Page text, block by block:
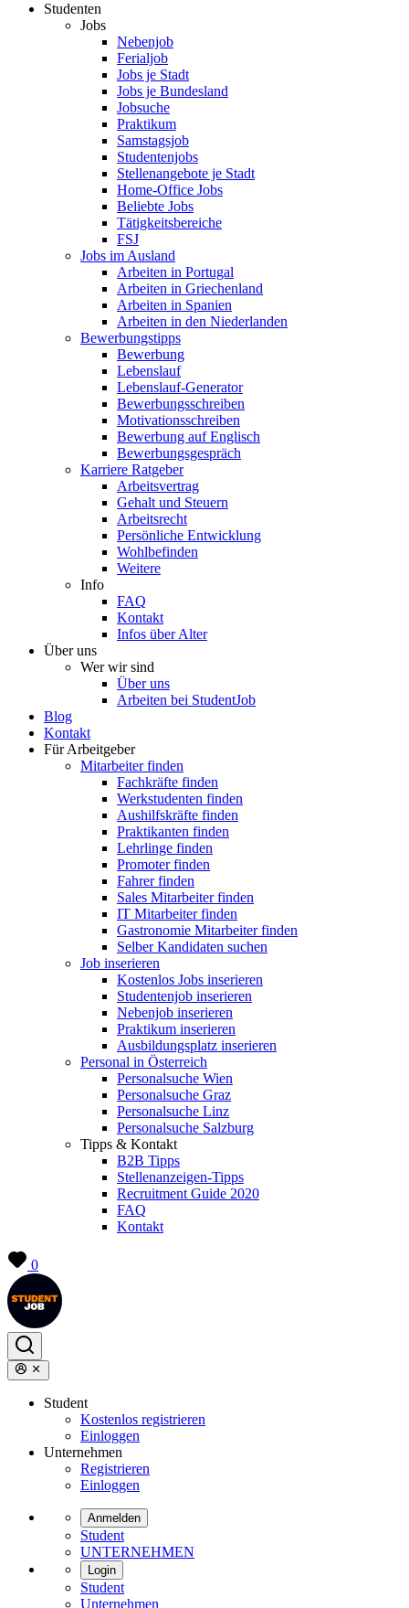
Studenten
Jobs
Nebenjob
Ferialjob
Jobs je Stadt
Jobs je Bundesland
Jobsuche
Praktikum
Samstagsjob
Studentenjobs
Stellenangebote je Stadt
Home-Office Jobs
Beliebte Jobs
Tätigkeitsbereiche
FSJ
Jobs im Ausland
Arbeiten in Portugal
Arbeiten in Griechenland
Arbeiten in Spanien
Arbeiten in den Niederlanden
Bewerbungstipps
Bewerbung
Lebenslauf
Lebenslauf-Generator
Bewerbungsschreiben
Motivationsschreiben
Bewerbung auf Englisch
Bewerbungsgespräch
Karriere Ratgeber
Arbeitsvertrag
Gehalt und Steuern
Arbeitsrecht
Persönliche Entwicklung
Wohlbefinden
Weitere
Info
FAQ
Kontakt
Infos über Alter
Über uns
Wer wir sind
Über uns
Arbeiten bei StudentJob
Blog
Kontakt
Für Arbeitgeber
Mitarbeiter finden
Fachkräfte finden
Werkstudenten finden
Aushilfskräfte finden
Praktikanten finden
Lehrlinge finden
Promoter finden
Fahrer finden
Sales Mitarbeiter finden
IT Mitarbeiter finden
Gastronomie Mitarbeiter finden
Selber Kandidaten suchen
Job inserieren
Kostenlos Jobs inserieren
Studentenjob inserieren
Nebenjob inserieren
Praktikum inserieren
Ausbildungsplatz inserieren
Personal in Österreich
Personalsuche Wien
Personalsuche Graz
Personalsuche Linz
Personalsuche Salzburg
Tipps & Kontakt
B2B Tipps
Stellenanzeigen-Tipps
Recruitment Guide 2020
FAQ
Kontakt
0
Student
Kostenlos registrieren
Einloggen
Unternehmen
Registrieren
Einloggen
Anmelden
Student
UNTERNEHMEN
Login
Student
Unternehmen